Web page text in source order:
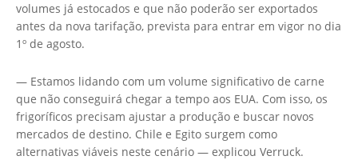
volumes já estocados e que não poderão ser exportados
antes da nova tarifação, prevista para entrar em vigor no dia
1º de agosto.
— Estamos lidando com um volume significativo de carne
que não conseguirá chegar a tempo aos EUA. Com isso, os
frigoríficos precisam ajustar a produção e buscar novos
mercados de destino. Chile e Egito surgem como
alternativas viáveis neste cenário — explicou Verruck.